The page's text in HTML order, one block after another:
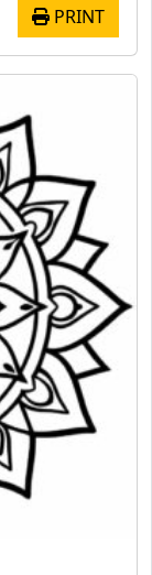
PRINT